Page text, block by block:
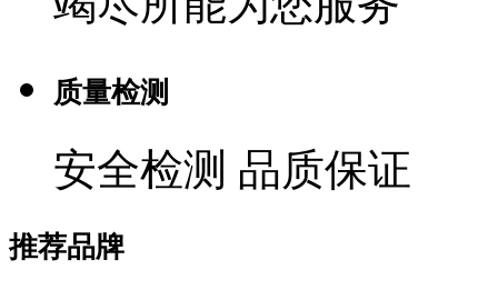
质量检测
安全检测 品质保证
推荐品牌